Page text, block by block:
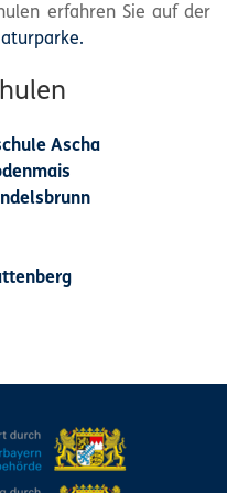
erfahren Sie auf der
Ascha